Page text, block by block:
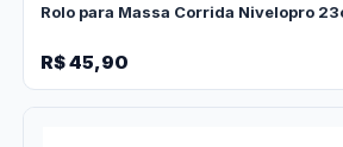
Rolo para Massa Corrida Nivelopro
R$ 45,90